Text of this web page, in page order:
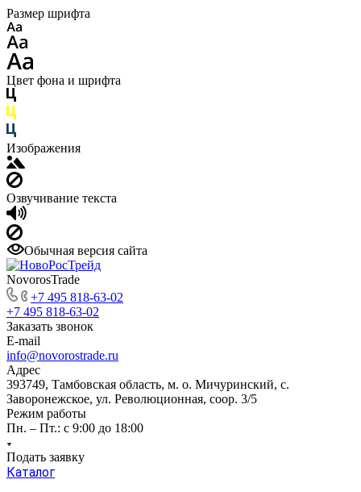
Размер шрифта
Цвет фона и шрифта
Изображения
Озвучивание текста
Обычная версия сайта
NovorosTrade
+7 495 818-63-02
+7 495 818-63-02
Заказать звонок
E-mail
info@novorostrade.ru
Адрес
393749, Тамбовская область, м. о. Мичуринский, с.
Заворонежское, ул. Революционная, соор. 3/5
Режим работы
Пн. – Пт.: с 9:00 до 18:00
Подать заявку
Каталог